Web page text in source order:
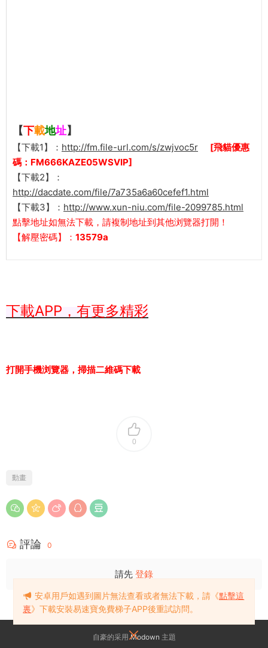
【下載地址】
【下載1】： http://fm.file-url.com/s/zwjvoc5r
[飛貓優惠
碼：FM666KAZE05WSVIP]
【下載2】：
http://dacdate.com/file/7a735a6a60cefef1.html
【下載3】： http://www.xun-niu.com/file-2099785.html
點擊地址如無法下載，請複制地址到其他浏覽器打開！
【解壓密碼】： 13579a
下載APP，有更多精彩
打開手機浏覽器，掃描二維碼下載
0
動畫
評論 0
請先 登錄
自豪的采用Modown 主題
安卓用戶如遇到圖片無法查看或者無法下載，請《點擊這
裏》下載安裝易速寶免費梯子APP後重試訪問。